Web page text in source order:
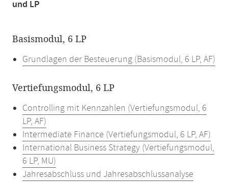
und LP
Basismodul, 6 LP
Grundlagen der Besteuerung (Basismodul, 6 LP, AF)
Vertiefungsmodul, 6 LP
Controlling mit Kennzahlen (Vertiefungsmodul, 6
LP, AF)
Intermediate Finance (Vertiefungsmodul, 6 LP, AF)
International Business Strategy (Vertiefungsmodul,
6 LP, MU)
Jahresabschluss und Jahresabschlussanalyse